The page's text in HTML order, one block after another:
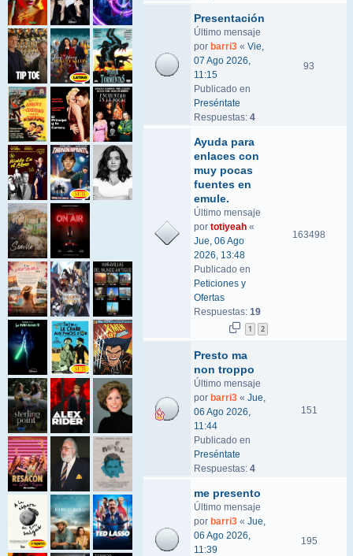
Presentación
Último mensaje
por barri3 « Vie,
07 Ago 2026,
11:15
Publicado en
Preséntate
Respuestas: 4
93
Ayuda para
enlaces con
muy pocas
fuentes en
emule.
Último mensaje
por totiyeah «
Jue, 06 Ago
2026, 13:48
Publicado en
Peticiones y
Ofertas
Respuestas: 19
1 2
163498
Presto ma
non troppo
Último mensaje
por barri3 « Jue,
06 Ago 2026,
11:44
Publicado en
Preséntate
Respuestas: 4
151
me presento
Último mensaje
por barri3 « Jue,
06 Ago 2026,
11:39
195